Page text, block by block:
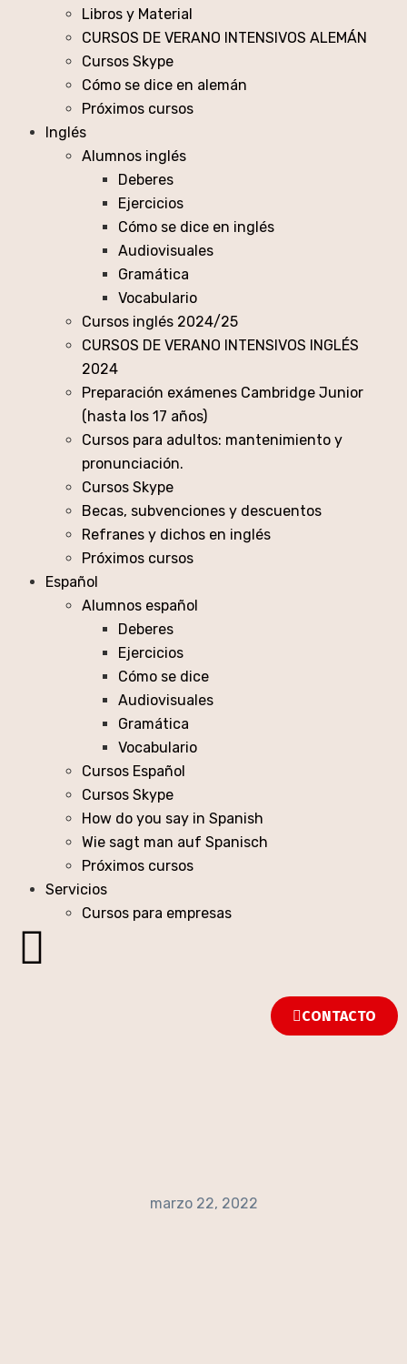
Libros y Material
CURSOS DE VERANO INTENSIVOS ALEMÁN
Cursos Skype
Cómo se dice en alemán
Próximos cursos
Inglés
Alumnos inglés
Deberes
Ejercicios
Cómo se dice en inglés
Audiovisuales
Gramática
Vocabulario
Cursos inglés 2024/25
CURSOS DE VERANO INTENSIVOS INGLÉS
2024
Preparación exámenes Cambridge Junior
(hasta los 17 años)
Cursos para adultos: mantenimiento y
pronunciación.
Cursos Skype
Becas, subvenciones y descuentos
Refranes y dichos en inglés
Próximos cursos
Español
Alumnos español
Deberes
Ejercicios
Cómo se dice
Audiovisuales
Gramática
Vocabulario
Cursos Español
Cursos Skype
How do you say in Spanish
Wie sagt man auf Spanisch
Próximos cursos
Servicios
Cursos para empresas
CONTACTO
marzo 22, 2022